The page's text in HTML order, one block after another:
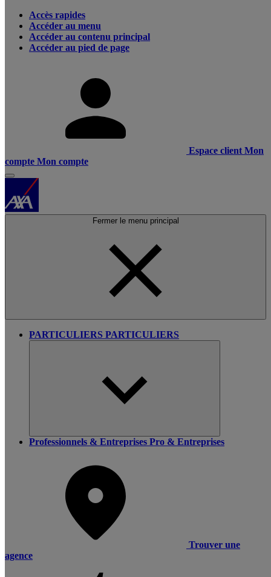
Accès rapides
Accéder au menu
Accéder au contenu principal
Accéder au pied de page
Espace client Mon
compte Mon compte
Fermer le menu principal
PARTICULIERS PARTICULIERS
Professionnels & Entreprises Pro & Entreprises
Trouver une
agence